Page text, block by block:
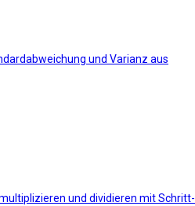
und Varianz aus
und dividieren mit Schritt-